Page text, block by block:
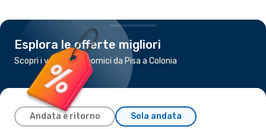
Esplora le offerte migliori
Scopri i voli più economici da Pisa a Colonia
Andata e ritorno Sola andata